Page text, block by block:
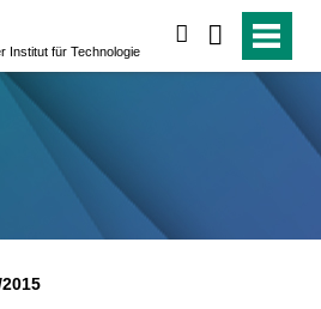
Institut für Technologie